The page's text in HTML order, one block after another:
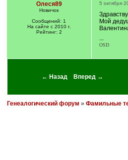
Олеся89
Новичок
Сообщений: 1
На сайте с 2010 г.
Рейтинг: 2
5 октября
Мой
---
OSD
← Назад Вперед →
Генеалогический форум » Фамильные